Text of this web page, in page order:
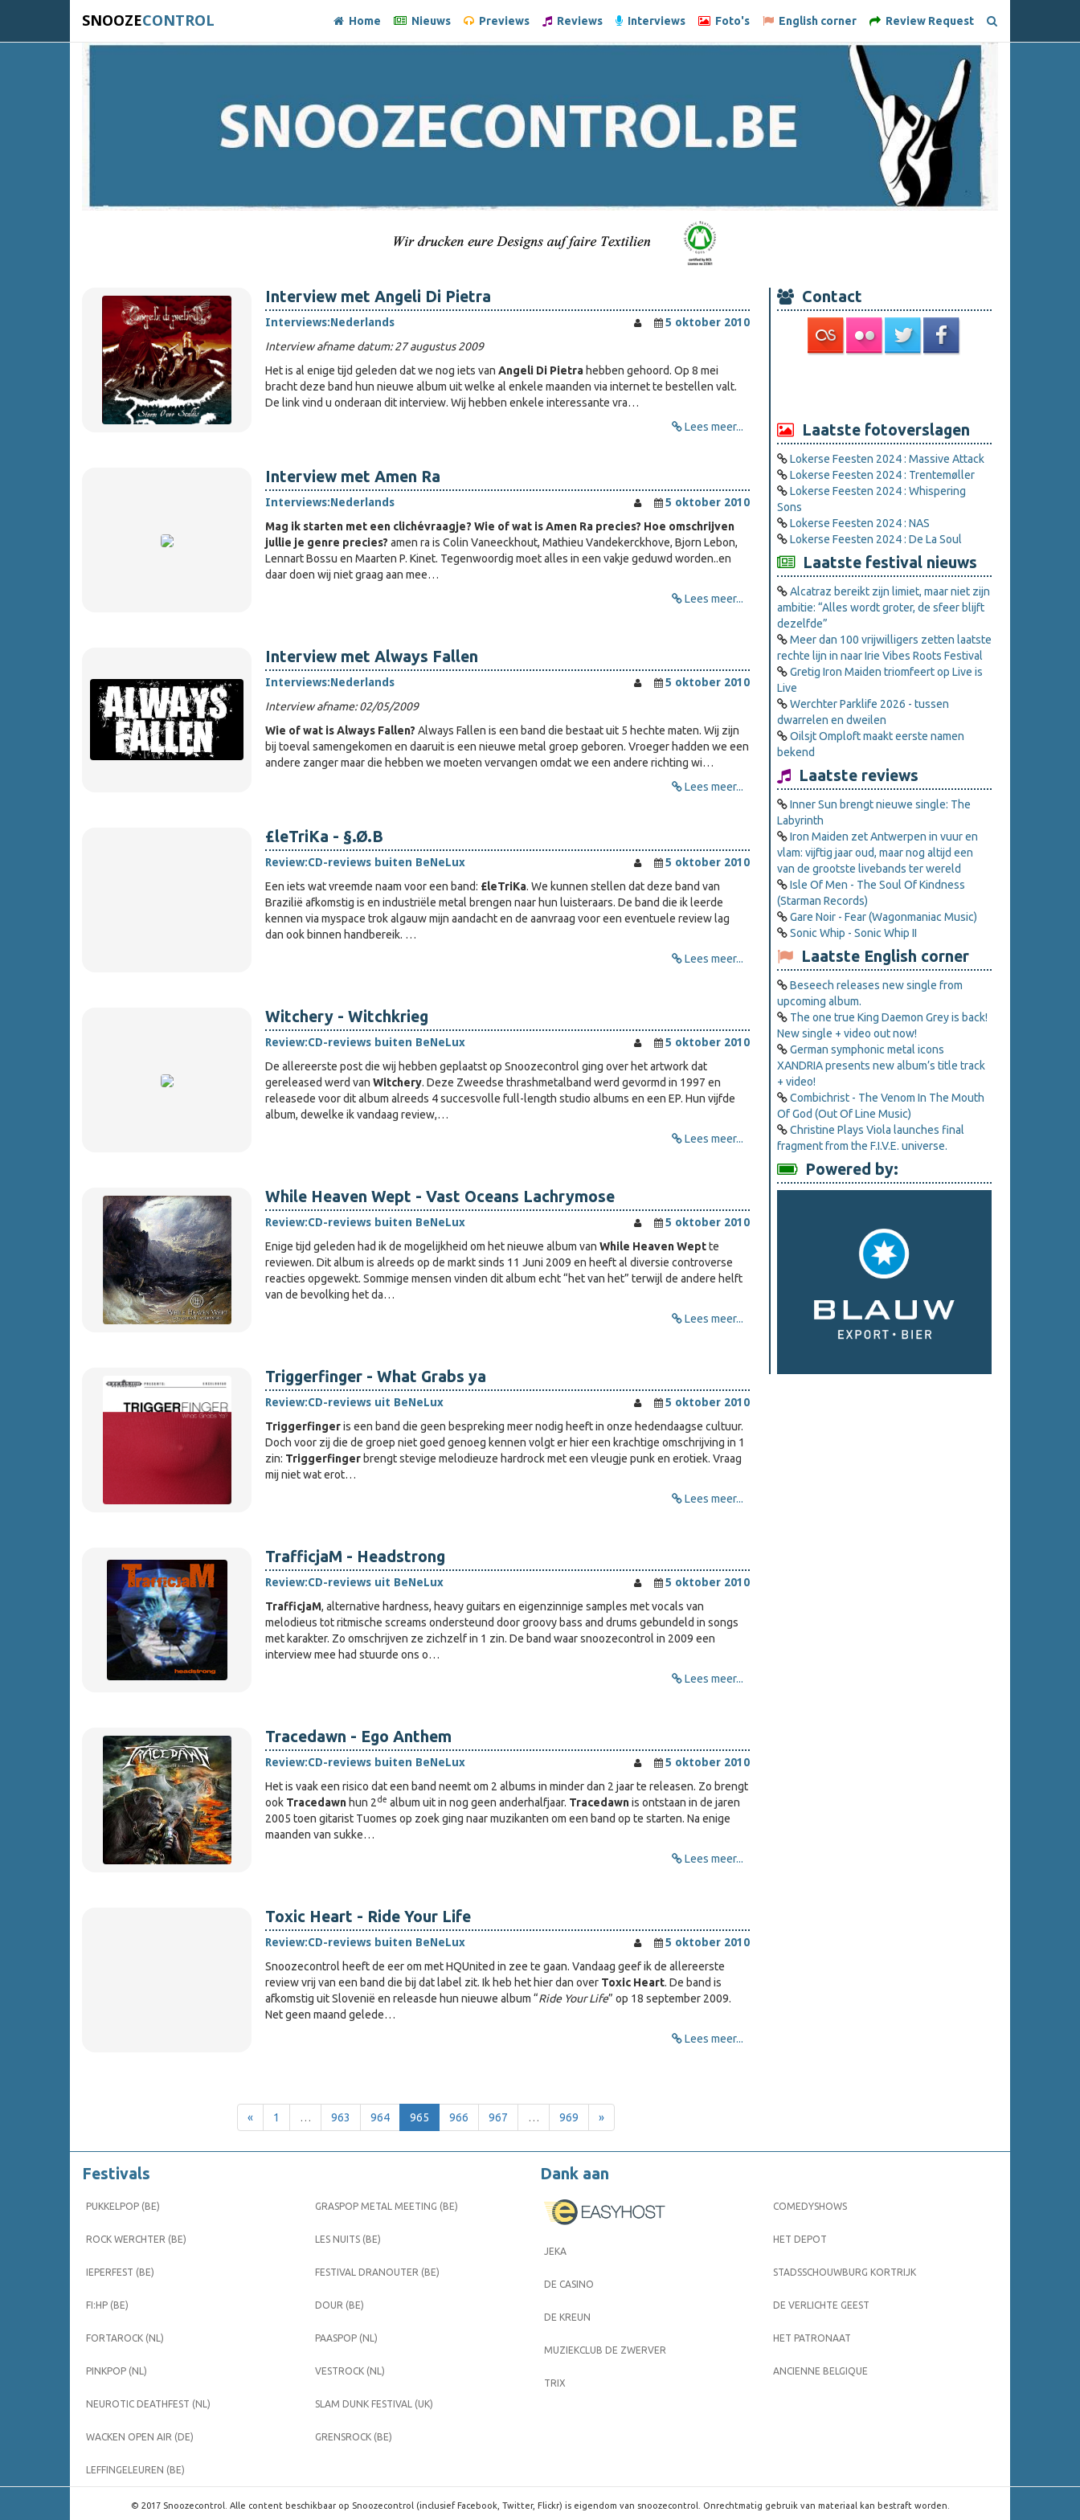
SNOOZECONTROL Home Nieuws Previews Reviews Interviews Foto's English corner Review Request
Interview met Angeli Di Pietra
Interviews:Nederlands
5 oktober 2010
Interview afname datum: 27 augustus 2009
Het is al enige tijd geleden dat we nog iets van Angeli Di Pietra hebben gehoord. Op 8 mei
bracht deze band hun nieuwe album uit welke al enkele maanden via internet te bestellen valt.
De link vind u onderaan dit interview. Wij hebben enkele interessante vra…
Lees meer...
Interview met Amen Ra
Interviews:Nederlands
5 oktober 2010
Mag ik starten met een clichévraagje? Wie of wat is Amen Ra precies? Hoe omschrijven
jullie je genre precies? amen ra is Colin Vaneeckhout, Mathieu Vandekerckhove, Bjorn Lebon,
Lennart Bossu en Maarten P. Kinet. Tegenwoordig moet alles in een vakje geduwd worden..en
daar doen wij niet graag aan mee…
Lees meer...
Interview met Always Fallen
Interviews:Nederlands
5 oktober 2010
Interview afname: 02/05/2009
Wie of wat is Always Fallen? Always Fallen is een band die bestaat uit 5 hechte maten. Wij zijn
bij toeval samengekomen en daaruit is een nieuwe metal groep geboren. Vroeger hadden we een
andere zanger maar die hebben we moeten vervangen omdat we een andere richting wi…
Lees meer...
£leTriKa - §.Ø.B
Review:CD-reviews buiten BeNeLux
5 oktober 2010
Een iets wat vreemde naam voor een band: £leTriKa. We kunnen stellen dat deze band van
Brazilië afkomstig is en industriële metal brengen naar hun luisteraars. De band die ik leerde
kennen via myspace trok algauw mijn aandacht en de aanvraag voor een eventuele review lag
dan ook binnen handbereik. …
Lees meer...
Witchery - Witchkrieg
Review:CD-reviews buiten BeNeLux
5 oktober 2010
De allereerste post die wij hebben geplaatst op Snoozecontrol ging over het artwork dat
gereleased werd van Witchery. Deze Zweedse thrashmetalband werd gevormd in 1997 en
releasede voor dit album alreeds 4 succesvolle full-length studio albums en een EP. Hun vijfde
album, dewelke ik vandaag review,…
Lees meer...
While Heaven Wept - Vast Oceans Lachrymose
Review:CD-reviews buiten BeNeLux
5 oktober 2010
Enige tijd geleden had ik de mogelijkheid om het nieuwe album van While Heaven Weptte
reviewen. Dit album is alreeds op de markt sinds 11 Juni 2009 en heeft al diversie controverse
reacties opgewekt. Sommige mensen vinden dit album echt “het van het” terwijl de andere helft
van de bevolking het da…
Lees meer...
Triggerfinger - What Grabs ya
Review:CD-reviews uit BeNeLux
5 oktober 2010
Triggerfingeris een band die geen bespreking meer nodig heeft in onze hedendaagse cultuur.
Doch voor zij die de groep niet goed genoeg kennen volgt er hier een krachtige omschrijving in 1
zin: Triggerfingerbrengt stevige melodieuze hardrock met een vleugje punk en erotiek. Vraag
mij niet wat erot…
Lees meer...
TrafficjaM - Headstrong
Review:CD-reviews uit BeNeLux
5 oktober 2010
TrafficjaM, alternative hardness, heavy guitars en eigenzinnige samples met vocals van
melodieus tot ritmische screams ondersteund door groovy bass and drums gebundeld in songs
met karakter. Zo omschrijven ze zichzelf in 1 zin. De band waar snoozecontrol in 2009 een
interview mee had stuurde ons o…
Lees meer...
Tracedawn - Ego Anthem
Review:CD-reviews buiten BeNeLux
5 oktober 2010
Het is vaak een risico dat een band neemt om 2 albums in minder dan 2 jaar te releasen. Zo brengt
ook Tracedawnhun 2de album uit in nog geen anderhalfjaar. Tracedawnis ontstaan in de jaren
2005 toen gitarist Tuomes op zoek ging naar muzikanten om een band op te starten. Na enige
maanden van sukke…
Lees meer...
Toxic Heart - Ride Your Life
Review:CD-reviews buiten BeNeLux
5 oktober 2010
Snoozecontrol heeft de eer om met HQUnited in zee te gaan. Vandaag geef ik de allereerste
review vrij van een band die bij dat label zit. Ik heb het hier dan over Toxic Heart. De band is
afkomstig uit Slovenië en releasde hun nieuwe album “Ride Your Life” op 18 september 2009.
Net geen maand gelede…
Lees meer...
« 1 … 963 964 965 966 967 … 969 »
Contact
Laatste fotoverslagen
Lokerse Feesten 2024 : Massive Attack
Lokerse Feesten 2024 : Trentemøller
Lokerse Feesten 2024 : Whispering
Sons
Lokerse Feesten 2024 : NAS
Lokerse Feesten 2024 : De La Soul
Laatste festival nieuws
Alcatraz bereikt zijn limiet, maar niet zijn
ambitie: “Alles wordt groter, de sfeer blijft
dezelfde”
Meer dan 100 vrijwilligers zetten laatste
rechte lijn in naar Irie Vibes Roots Festival
Gretig Iron Maiden triomfeert op Live is
Live
Werchter Parklife 2026 - tussen
dwarrelen en dweilen
Oilsjt Omploft maakt eerste namen
bekend
Laatste reviews
Inner Sun brengt nieuwe single: The
Labyrinth
Iron Maiden zet Antwerpen in vuur en
vlam: vijftig jaar oud, maar nog altijd een
van de grootste livebands ter wereld
Isle Of Men - The Soul Of Kindness
(Starman Records)
Gare Noir - Fear (Wagonmaniac Music)
Sonic Whip - Sonic Whip II
Laatste English corner
Beseech releases new single from
upcoming album.
The one true King Daemon Grey is back!
New single + video out now!
German symphonic metal icons
XANDRIA presents new album’s title track
+ video!
Combichrist - The Venom In The Mouth
Of God (Out Of Line Music)
Christine Plays Viola launches final
fragment from the F.I.V.E. universe.
Powered by:
Festivals
PUKKELPOP (BE)
ROCK WERCHTER (BE)
IEPERFEST (BE)
FI:HP (BE)
FORTAROCK (NL)
PINKPOP (NL)
NEUROTIC DEATHFEST (NL)
WACKEN OPEN AIR (DE)
LEFFINGELEUREN (BE)
GRASPOP METAL MEETING (BE)
LES NUITS (BE)
FESTIVAL DRANOUTER (BE)
DOUR (BE)
PAASPOP (NL)
VESTROCK (NL)
SLAM DUNK FESTIVAL (UK)
GRENSROCK (BE)
Dank aan
JEKA
DE CASINO
DE KREUN
MUZIEKCLUB DE ZWERVER
TRIX
COMEDYSHOWS
HET DEPOT
STADSSCHOUWBURG KORTRIJK
DE VERLICHTE GEEST
HET PATRONAAT
ANCIENNE BELGIQUE
© 2017 Snoozecontrol. Alle content beschikbaar op Snoozecontrol (inclusief Facebook, Twitter, Flickr) is eigendom van snoozecontrol. Onrechtmatig gebruik van materiaal kan bestraft worden.